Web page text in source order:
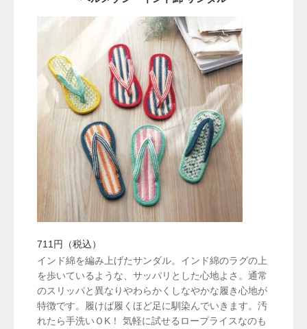
711円（税込）
インド綿を編み上げたサンダル。インド綿のラグの上
を歩いているような、サッパリとした心地よさ。通常
のスリッパと異なりやわらかくしなやかな履き心地が
特徴です。履けば履くほど足に馴染んでいきます。汚
れたら手洗いＯK！ 気軽に試せるロープライスなのも